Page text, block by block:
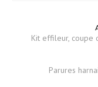
Kit effileur, coupe
Parures